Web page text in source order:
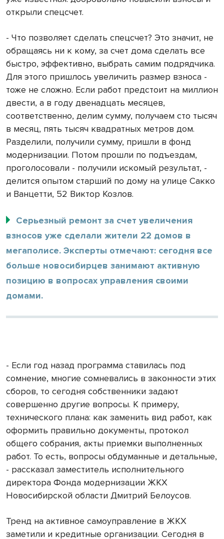
открыли спецсчет.
- Что позволяет сделать спецсчет? Это значит, не
обращаясь ни к кому, за счет дома сделать все
быстро, эффективно, выбрать самим подрядчика.
Для этого пришлось увеличить размер взноса -
тоже не сложно. Если работ предстоит на миллион
двести, а в году двенадцать месяцев,
соответственно, делим сумму, получаем сто тысяч
в месяц, пять тысяч квадратных метров дом.
Разделили, получили сумму, пришли в фонд
модернизации. Потом прошли по подъездам,
проголосовали - получили искомый результат, -
делится опытом старший по дому на улице Сакко
и Ванцетти, 52 Виктор Козлов.
Серьезный ремонт за счет увеличения
взносов уже сделали жители 22 домов в
мегаполисе. Эксперты отмечают: сегодня все
больше новосибирцев занимают активную
позицию в вопросах управления своими
домами.
- Если год назад программа ставилась под
сомнение, многие сомневались в законности этих
сборов, то сегодня собственники задают
совершенно другие вопросы. К примеру,
технического плана: как заменить вид работ, как
оформить правильно документы, протокол
общего собрания, акты приемки выполненных
работ. То есть, вопросы обдуманные и детальные,
- рассказал заместитель исполнительного
директора Фонда модернизации ЖКХ
Новосибирской области Дмитрий Белоусов.
Тренд на активное самоуправление в ЖКХ
заметили и кредитные организации. Сегодня в